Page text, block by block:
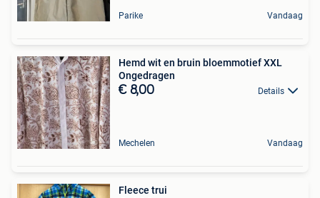
Parike Vandaag
Hemd wit en bruin bloemmotief XXL
Ongedragen
€ 8,00 Details
Mechelen Vandaag
Fleece trui